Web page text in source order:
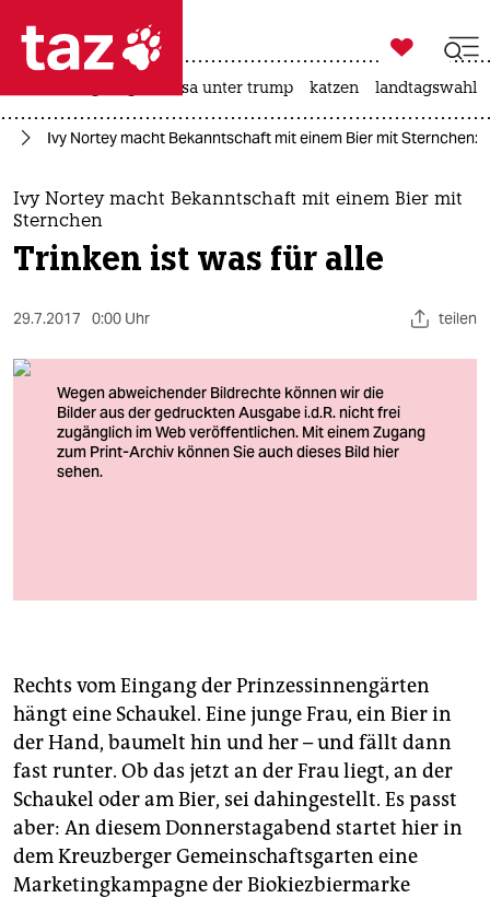
 taz zahl ich
taz zahl ich
themen
politik
kultur
sport
verlag
veranstaltungen
shop
fragen & hilfe
unterstützen

taz zahl ich
usa unter trump katzen landtagswahl
Ivy Nortey macht Bekanntschaft mit einem Bier mit Sternchen:
Ivy Nortey macht Bekanntschaft mit einem Bier mit
Sternchen
Trinken ist was für alle
29.7.2017 0:00 Uhr teilen
Rechts vom Eingang der Prinzessinnengärten
hängt eine Schaukel. Eine junge Frau, ein Bier in
der Hand, baumelt hin und her – und fällt dann
fast runter. Ob das jetzt an der Frau liegt, an der
Schaukel oder am Bier, sei dahingestellt. Es passt
aber: An diesem Donnerstagabend startet hier in
dem Kreuzberger Gemeinschaftsgarten eine
Marketingkampagne der Biokiezbiermarke